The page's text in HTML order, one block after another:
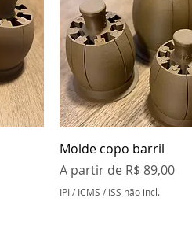
Visualização rápida
Molde copo barril
A partir de R$ 89,00
Preço promocional
IPI / ICMS / ISS não incl.